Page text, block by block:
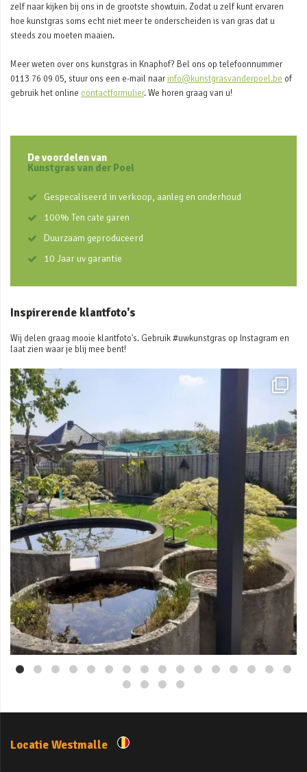
zelf naar kijken bij ons in de grootste showtuin. Zodat u zelf kunt ervaren
hoe kunstgras soms echt niet meer te onderscheiden is van gras dat u
steeds zou moeten maaien.
Meer weten over ons kunstgras in Knaphof? Bel ons op telefoonnummer
0113 76 09 05, stuur ons een e-mail naarinfo@kunstgrasvanderpoel.be of
gebruik het online contactformulier. We horen graag van u!
De voordelen van
Kunstgras van der Poel
Gespecaliseerd in verkoop, aanleg en onderhoud
100% Ten cate garen
Duurzaam geproduceerd
10 Jaar uv garantie
Inspirerende klantfoto's
Wij delen graag mooie klantfoto's. Gebruik #uwkunstgras op Instagram en
laat zien waar je blij mee bent!
Mei 3
Locatie Westmalle